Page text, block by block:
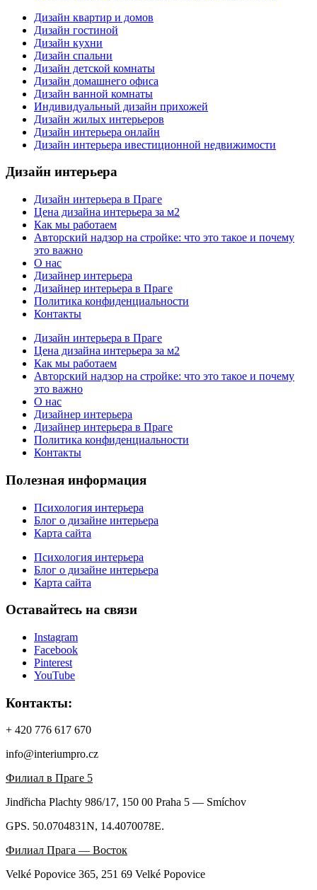
Дизайн квартир и домов
Дизайн гостиной
Дизайн кухни
Дизайн спальни
Дизайн детской комнаты
Дизайн домашнего офиса
Дизайн ванной комнаты
Индивидуальный дизайн прихожей
Дизайн жилых интерьеров
Дизайн интерьера онлайн
Дизайн интерьера ивестиционной недвижимости
Дизайн интерьера
Дизайн интерьера в Праге
Цена дизайна интерьера за м2
Как мы работаем
Авторский надзор на стройке: что это такое и почему
это важно
О нас
Дизайнер интерьера
Дизайнер интерьера в Праге
Политика конфиденциальности
Контакты
Дизайн интерьера в Праге
Цена дизайна интерьера за м2
Как мы работаем
Авторский надзор на стройке: что это такое и почему
это важно
О нас
Дизайнер интерьера
Дизайнер интерьера в Праге
Политика конфиденциальности
Контакты
Полезная информация
Психология интерьера
Блог о дизайне интерьера
Карта сайта
Психология интерьера
Блог о дизайне интерьера
Карта сайта
Оставайтесь на связи
Instagram
Facebook
Pinterest
YouTube
Контакты:
+ 420 776 617 670
info@interiumpro.cz
Филиал в Праге 5
Jindřicha Plachty 986/17, 150 00 Praha 5 — Smíchov
GPS. 50.0704831N, 14.4070078E.
Филиал Прага — Восток
Velké Popovice 365, 251 69 Velké Popovice